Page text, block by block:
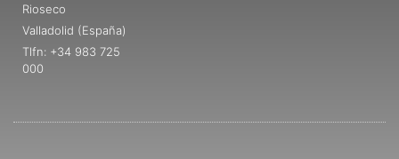
Rioseco
Valladolid (España)
Tlfn: +34 983 725
000